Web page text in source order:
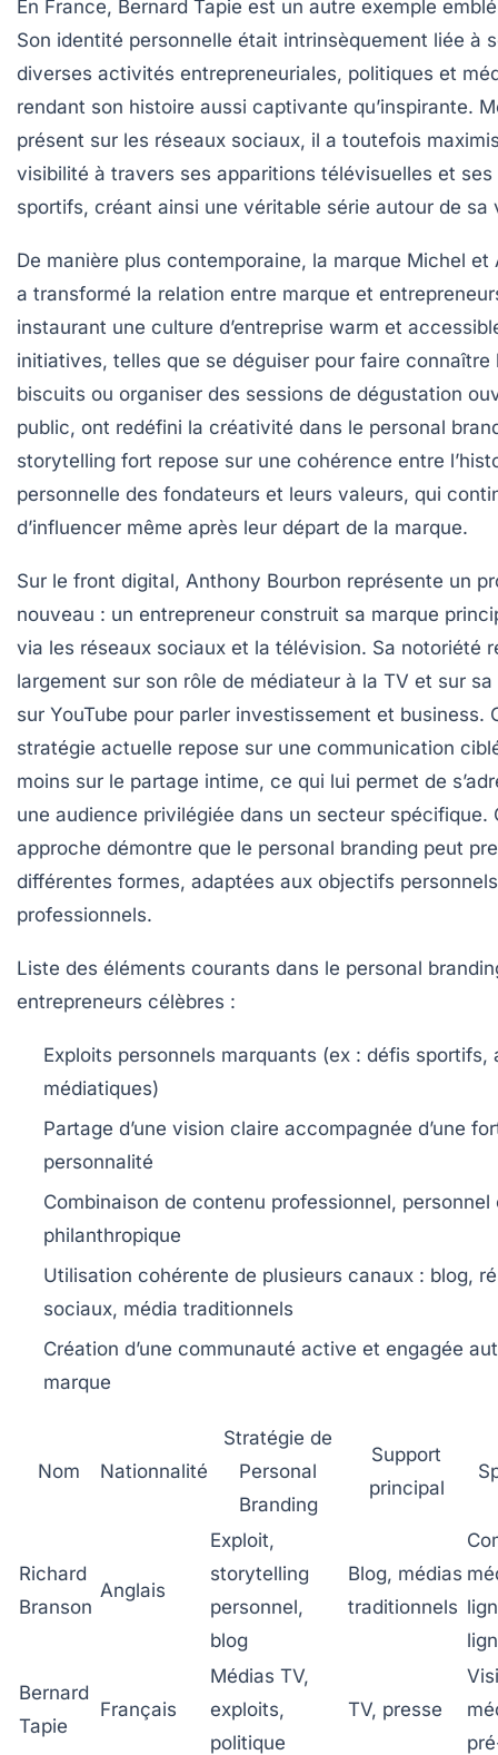
En France, Bernard Tapie est un autre exemple
Son identité personnelle était intrinsèquement liée à
diverses activités entrepreneuriales, politiques et
rendant son histoire aussi captivante qu’inspirante.
présent sur les réseaux sociaux, il a toutefois
visibilité à travers ses apparitions télévisuelles et ses
sportifs, créant ainsi une véritable série autour de sa
De manière plus contemporaine, la marque Michel et
a transformé la relation entre marque et
instaurant une culture d’entreprise warm et
initiatives, telles que se déguiser pour faire connaître
biscuits ou organiser des sessions de dégustation
public, ont redéfini la créativité dans le personal
storytelling fort repose sur une cohérence entre
personnelle des fondateurs et leurs valeurs, qui
d’influencer même après leur départ de la marque.
Sur le front digital, Anthony Bourbon représente un
nouveau : un entrepreneur construit sa marque
via les réseaux sociaux et la télévision. Sa notoriété
largement sur son rôle de médiateur à la TV et sur
sur YouTube pour parler investissement et business.
stratégie actuelle repose sur une communication
moins sur le partage intime, ce qui lui permet de
une audience privilégiée dans un secteur spécifique.
approche démontre que le personal branding peut
différentes formes, adaptées aux objectifs
professionnels.
Liste des éléments courants dans le personal
entrepreneurs célèbres :
Exploits personnels marquants (ex : défis sportifs,
médiatiques)
Partage d’une vision claire accompagnée d’une
personnalité
Combinaison de contenu professionnel, personnel
philanthropique
Utilisation cohérente de plusieurs canaux : blog,
sociaux, média traditionnels
Création d’une communauté active et engagée
marque
Nom Nationnalité
Stratégie de
Personal
Branding
Support
principal
Richard
Branson
Anglais
Exploit,
storytelling
personnel,
blog
Blog, médias
traditionnels
Bernard
Tapie
Français
Médias TV,
exploits,
politique
TV, presse